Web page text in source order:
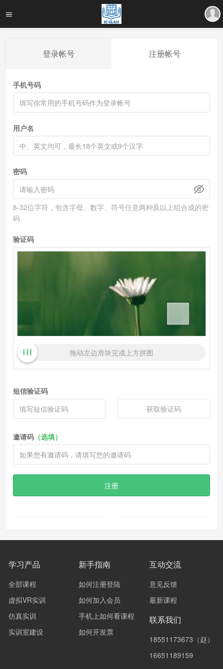
登录帐号 注册帐号
手机号码
用户名
密码
8-32位字符，包含字母、数字、符号任意两种及以上组合成的密
码
验证码
拖动左边滑块完成上方拼图
短信验证码
获取验证码
邀请码 （选填）
注册
学习产品
全部课程
虚拟VR实训
仿真实训
实训室建设
新手指南
如何注册登陆
如何加入会员
手机上如何看课程
如何开发票
互动交流
意见反馈
最新课程
联系我们
18551173673（赵）
16651189159